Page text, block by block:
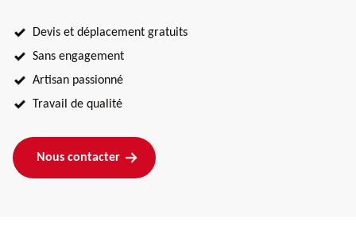
Devis et déplacement gratuits
Sans engagement
Artisan passionné
Travail de qualité
Nous contacter